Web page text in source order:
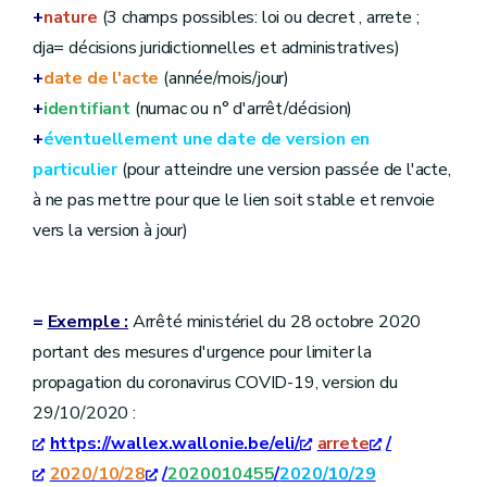
+nature (3 champs possibles: loi ou decret , arrete ;
dja= décisions juridictionnelles et administratives)
+date de l'acte (année/mois/jour)
+identifiant (numac ou n° d'arrêt/décision)
+éventuellement une date de version en
particulier(pour atteindre une version passée de l'acte,
à ne pas mettre pour que le lien soit stable et renvoie
vers la version à jour)
= Exemple : Arrêté ministériel du 28 octobre 2020
portant des mesures d'urgence pour limiter la
propagation du coronavirus COVID-19, version du
29/10/2020 :
https://wallex.wallonie.be/eli/
arrete
/
2020/10/28
/2020010455/2020/10/29